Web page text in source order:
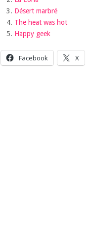
Désert mar­bré
The heat was hot
Hap­py geek
Face­book X